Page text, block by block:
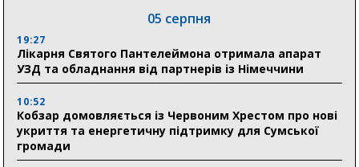
05 серпня
19:27
Лікарня Святого Пантелеймона отримала апарат
УЗД та обладнання від партнерів із Німеччини
10:52
Кобзар домовляється із Червоним Хрестом про нові
укриття та енергетичну підтримку для Сумської
громади